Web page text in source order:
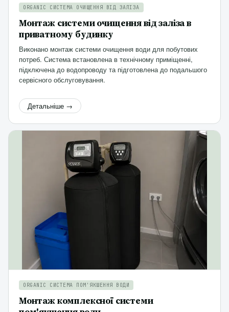
ORGANIC СИСТЕМА ОЧИЩЕННЯ ВІД ЗАЛІЗА
Монтаж системи очищення від заліза в
приватному будинку
Виконано монтаж системи очищення води для побутових
потреб. Система встановлена в технічному приміщенні,
підключена до водопроводу та підготовлена до подальшого
сервісного обслуговування.
Детальніше →
ORGANIC СИСТЕМА ПОМ'ЯКШЕННЯ ВОДИ
Монтаж комплексної системи